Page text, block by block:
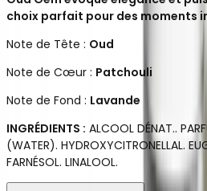
choix parfait pour des moments
Note de Tête : Oud
Note de Cœur : Patchouli
Note de Fond : Lavande
INGRÉDIENTS : ALCOOL DÉNAT..
(WATER). HYDROXYCITRONELLAL.
FARNÉSOL. LINALOOL.